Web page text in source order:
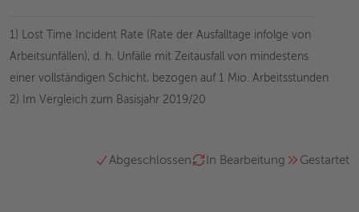
1) Lost Time Incident Rate (Rate der Ausfalltage infolge von
Arbeitsunfällen), d. h. Unfälle mit Zeitausfall von mindestens
einer vollständigen Schicht, bezogen auf 1 Mio. Arbeitsstunden
2) Im Vergleich zum Basisjahr 2019/20
Abgeschlossen In Bearbeitung Gestartet